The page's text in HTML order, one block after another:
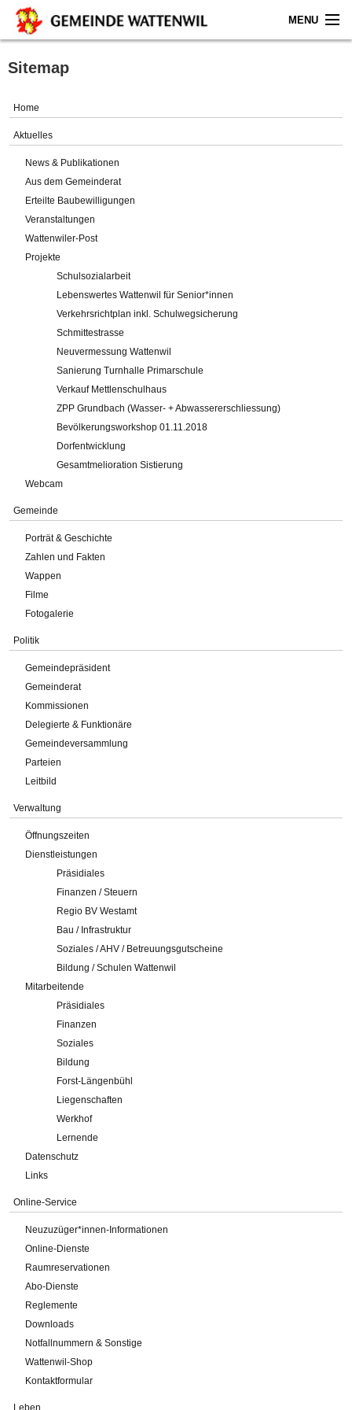
MENU
Home
Gemeinde
Verwaltung
Online-Service
Impressum
Sitemap
Home
Aktuelles
News & Publikationen
Aus dem Gemeinderat
Erteilte Baubewilligungen
Veranstaltungen
Wattenwiler-Post
Projekte
Schulsozialarbeit
Lebenswertes Wattenwil für Senior*innen
Verkehrsrichtplan inkl. Schulwegsicherung
Schmittestrasse
Neuvermessung Wattenwil
Sanierung Turnhalle Primarschule
Verkauf Mettlenschulhaus
ZPP Grundbach (Wasser- + Abwassererschliessung)
Bevölkerungsworkshop 01.11.2018
Dorfentwicklung
Gesamtmelioration Sistierung
Webcam
Gemeinde
Porträt & Geschichte
Zahlen und Fakten
Wappen
Filme
Fotogalerie
Politik
Gemeindepräsident
Gemeinderat
Kommissionen
Delegierte & Funktionäre
Gemeindeversammlung
Parteien
Leitbild
Verwaltung
Öffnungszeiten
Dienstleistungen
Präsidiales
Finanzen / Steuern
Regio BV Westamt
Bau / Infrastruktur
Soziales / AHV / Betreuungsgutscheine
Bildung / Schulen Wattenwil
Mitarbeitende
Präsidiales
Finanzen
Soziales
Bildung
Forst-Längenbühl
Liegenschaften
Werkhof
Lernende
Datenschutz
Links
Online-Service
Neuzuzüger*innen-Informationen
Online-Dienste
Raumreservationen
Abo-Dienste
Reglemente
Downloads
Notfallnummern & Sonstige
Wattenwil-Shop
Kontaktformular
Leben